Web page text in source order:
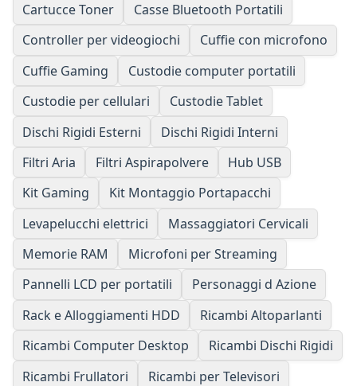
Cartucce Toner
Casse Bluetooth Portatili
Controller per videogiochi
Cuffie con microfono
Cuffie Gaming
Custodie computer portatili
Custodie per cellulari
Custodie Tablet
Dischi Rigidi Esterni
Dischi Rigidi Interni
Filtri Aria
Filtri Aspirapolvere
Hub USB
Kit Gaming
Kit Montaggio Portapacchi
Levapelucchi elettrici
Massaggiatori Cervicali
Memorie RAM
Microfoni per Streaming
Pannelli LCD per portatili
Personaggi d Azione
Rack e Alloggiamenti HDD
Ricambi Altoparlanti
Ricambi Computer Desktop
Ricambi Dischi Rigidi
Ricambi Frullatori
Ricambi per Televisori